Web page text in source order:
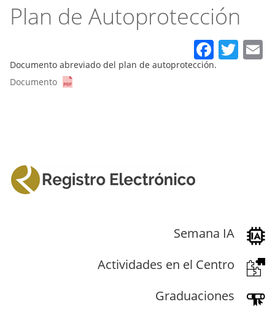
Plan de Autoprotección
Documento abreviado del plan de autoprotección.
Documento
Semana IA
Actividades en el Centro
Graduaciones